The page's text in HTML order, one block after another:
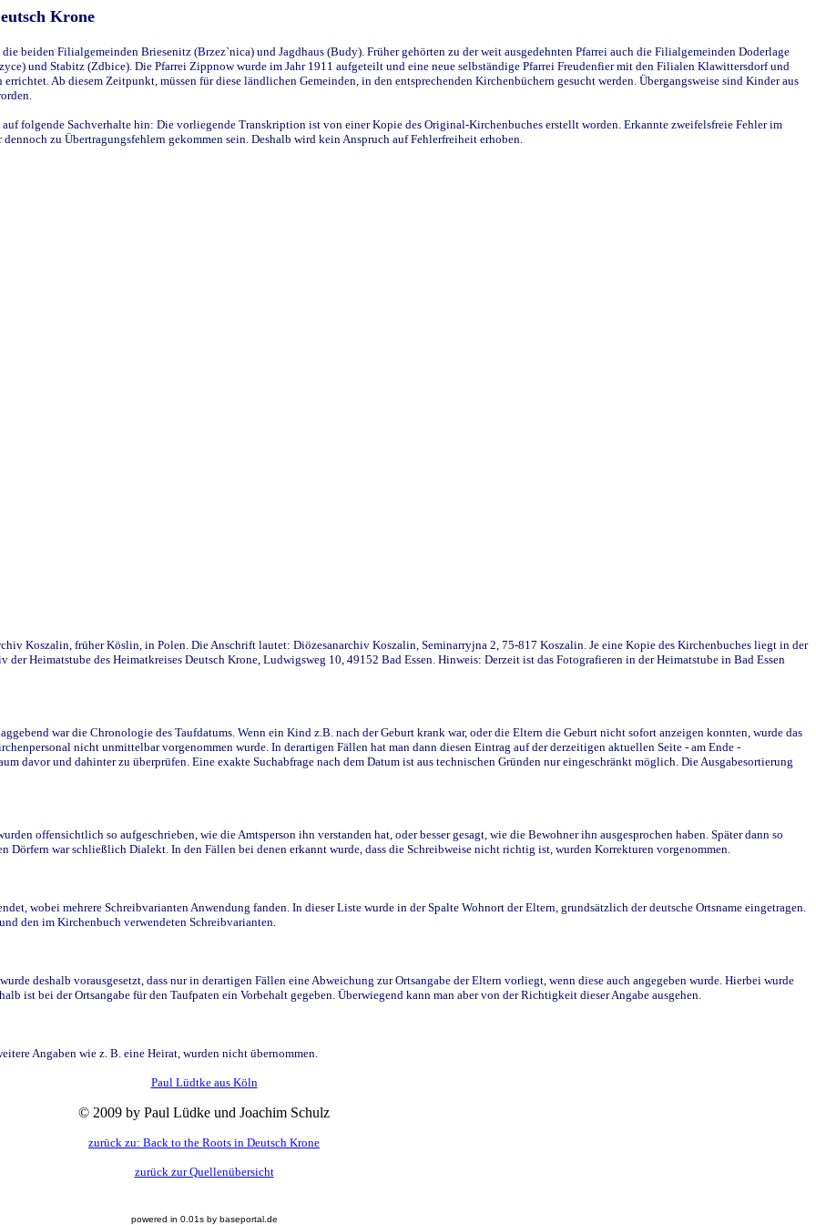
Krone
beiden Filialgemeinden Briesenitz (Brzez`nica) und Jagdhaus (Budy). Früher gehörten zu der weit ausgedehnten Pfarrei auch die Filialgemeinden Doderlage
und Stabitz (Zdbice). Die Pfarrei Zippnow wurde im Jahr 1911 aufgeteilt und eine neue selbständige Pfarrei Freudenfier mit den Filialen Klawittersdorf und
Ab diesem Zeitpunkt, müssen für diese ländlichen Gemeinden, in den entsprechenden Kirchenbüchern gesucht werden. Übergangsweise sind Kinder aus
auf folgende Sachverhalte hin: Die vorliegende Transkription ist von einer Kopie des Original-Kirchenbuches erstellt worden. Erkannte zweifelsfreie Fehler im
zu Übertragungsfehlern gekommen sein. Deshalb wird kein Anspruch auf Fehlerfreiheit erhoben.
Koszalin, früher Köslin, in Polen. Die Anschrift lautet: Diözesanarchiv Koszalin, Seminarryjna 2, 75-817 Koszalin. Je eine Kopie des Kirchenbuches liegt in der
Heimatstube des Heimatkreises Deutsch Krone, Ludwigsweg 10, 49152 Bad Essen. Hinweis: Derzeit ist das Fotografieren in der Heimatstube in Bad Essen
war die Chronologie des Taufdatums. Wenn ein Kind z.B. nach der Geburt krank war, oder die Eltern die Geburt nicht sofort anzeigen konnten, wurde das
nicht unmittelbar vorgenommen wurde. In derartigen Fällen hat man dann diesen Eintrag auf der derzeitigen aktuellen Seite - am Ende -
davor und dahinter zu überprüfen. Eine exakte Suchabfrage nach dem Datum ist aus technischen Gründen nur eingeschränkt möglich. Die Ausgabesortierung
offensichtlich so aufgeschrieben, wie die Amtsperson ihn verstanden hat, oder besser gesagt, wie die Bewohner ihn ausgesprochen haben. Später dann so
Dörfern war schließlich Dialekt. In den Fällen bei denen erkannt wurde, dass die Schreibweise nicht richtig ist, wurden Korrekturen vorgenommen.
wobei mehrere Schreibvarianten Anwendung fanden. In dieser Liste wurde in der Spalte Wohnort der Eltern, grundsätzlich der deutsche Ortsname eingetragen.
den im Kirchenbuch verwendeten Schreibvarianten.
deshalb vorausgesetzt, dass nur in derartigen Fällen eine Abweichung zur Ortsangabe der Eltern vorliegt, wenn diese auch angegeben wurde. Hierbei wurde
ist bei der Ortsangabe für den Taufpaten ein Vorbehalt gegeben. Überwiegend kann man aber von der Richtigkeit dieser Angabe ausgehen.
Angaben wie z. B. eine Heirat, wurden nicht übernommen.
Paul Lüdtke aus Köln
© 2009 by Paul Lüdke und Joachim Schulz
zurück zu: Back to the Roots in Deutsch Krone
zurück zur Quellenübersicht
powered in 0.01s by baseportal.de